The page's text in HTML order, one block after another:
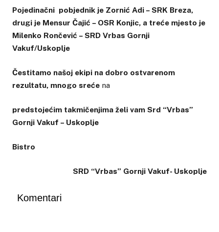
Pojedinačni pobjednik je Zornić Adi – SRK Breza,
drugi je Mensur Čajić – OSR Konjic, a treće mjesto je
Milenko Rončević – SRD Vrbas Gornji
Vakuf/Uskoplje
Čestitamo našoj ekipi na dobro ostvarenom
rezultatu, mnogo sreće na
predstojećim takmičenjima želi vam Srd “Vrbas”
Gornji Vakuf – Uskoplje
Bistro
SRD “Vrbas” Gornji Vakuf- Uskoplje
Komentari